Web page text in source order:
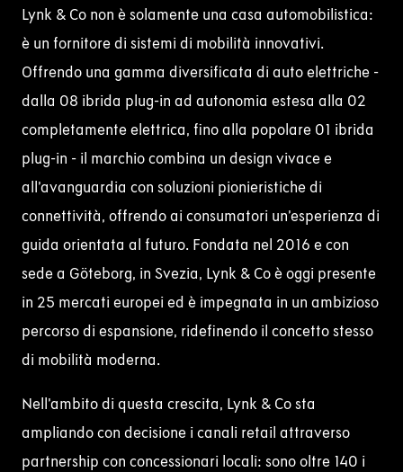
Lynk & Co non è solamente una casa automobilistica:
è un fornitore di sistemi di mobilità innovativi.
Offrendo una gamma diversificata di auto elettriche -
dalla 08 ibrida plug-in ad autonomia estesa alla 02
completamente elettrica, fino alla popolare 01 ibrida
plug-in - il marchio combina un design vivace e
all’avanguardia con soluzioni pionieristiche di
connettività, offrendo ai consumatori un’esperienza di
guida orientata al futuro. Fondata nel 2016 e con
sede a Göteborg, in Svezia, Lynk & Co è oggi presente
in 25 mercati europei ed è impegnata in un ambizioso
percorso di espansione, ridefinendo il concetto stesso
di mobilità moderna.
Nell’ambito di questa crescita, Lynk & Co sta
ampliando con decisione i canali retail attraverso
partnership con concessionari locali: sono oltre 140 i